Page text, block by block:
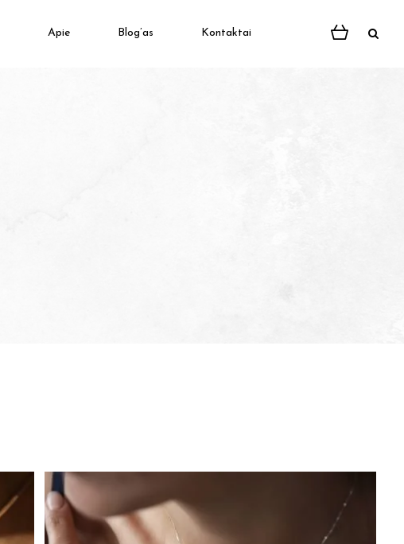
Apie Blog’as Kontaktai